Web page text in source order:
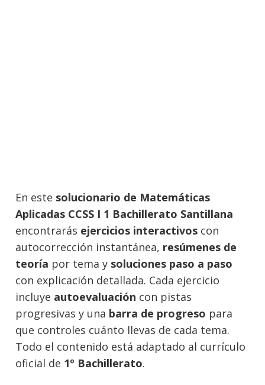
En este solucionario de Matemáticas
Aplicadas CCSS I 1 Bachillerato Santillana
encontrarás ejercicios interactivos con
autocorrección instantánea, resúmenes de
teoría por tema y soluciones paso a paso
con explicación detallada. Cada ejercicio
incluye autoevaluación con pistas
progresivas y una barra de progreso para
que controles cuánto llevas de cada tema.
Todo el contenido está adaptado al currículo
oficial de 1º Bachillerato.